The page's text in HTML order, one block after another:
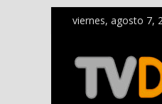
viernes, agosto 7,